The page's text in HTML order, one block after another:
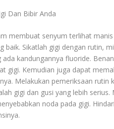
Dan Bibir Anda
membuat senyum terlihat
baik. Sikatlah gigi dengan rutin,
kandungannya fluoride.
gigi. Kemudian juga dapat
Melakukan pemeriksaan rutin
gigi dan gusi yang lebih
noda pada gigi.